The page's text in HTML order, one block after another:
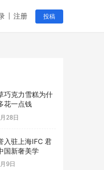
注册 投稿
巧克力雪糕为什
花一点钱
28日
入驻上海IFC 君
国新奢美学
9日